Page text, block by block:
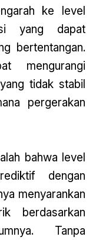
ke level
yang dapat
bertentangan.
mengurangi
tidak stabil
pergerakan
bahwa level
dengan
menyarankan
berdasarkan
Tanpa